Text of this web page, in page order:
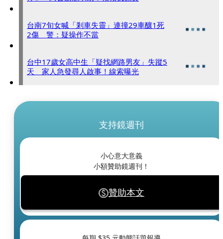
台南7旬女喊「剎車失靈」連撞29車釀1死
2傷 警：疑操作不當
台中17歲女高中生「疑找網路男友」失蹤5
天 家人急發尋人啟事！線索曝光
支持鏡週刊
小心意大意義
小額贊助鏡週刊！
贊助本文